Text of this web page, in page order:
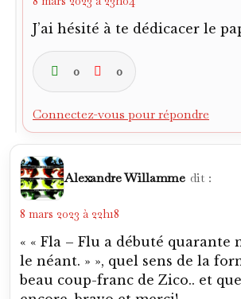
J’ai hésité à te dédicacer le
0 0
Connectez-vous pour répondre
Alexandre Willamme dit :
8 mars 2023 à 22h18
« « Fla – Flu a débuté quarante
le néant. » », quel sens de la
beau coup-franc de Zico.. et